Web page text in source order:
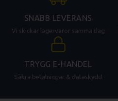
SNABB LEVERANS
Vi skickar lagervaror samma dag
TRYGG E-HANDEL
Säkra betalningar & dataskydd